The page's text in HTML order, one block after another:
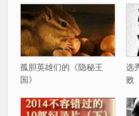
孤胆英雄们的《隐秘王
国》
选
败